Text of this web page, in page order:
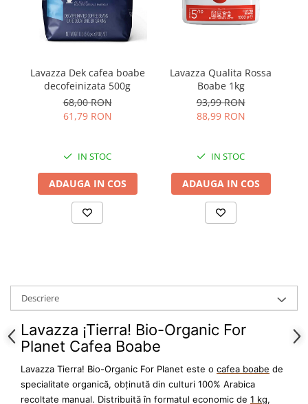
Lavazza Dek cafea boabe
decofeinizata 500g
68,00 RON
61,79 RON
IN STOC
ADAUGA IN COS
Lavazza Qualita Rossa
Boabe 1kg
93,99 RON
88,99 RON
IN STOC
ADAUGA IN COS
Descriere
Lavazza ¡Tierra! Bio-Organic For
Planet Cafea Boabe
Lavazza Tierra! Bio-Organic For Planet este o cafea boabe de
specialitate organică, obținută din culturi 100% Arabica
recoltate manual. Distribuită în formatul economic de 1 kg,